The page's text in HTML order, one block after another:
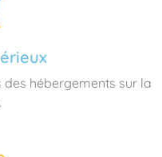
hébergements sur la